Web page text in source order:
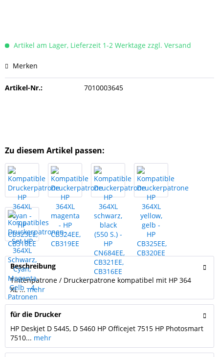
Artikel am Lager, Lieferzeit 1-2 Werktage zzgl. Versand
Merken
Artikel-Nr.: 7010003645
Zu diesem Artikel passen:
Beschreibung
Tintenpatrone / Druckerpatrone kompatibel mit HP 364
XL ...mehr
für die Drucker
HP Deskjet D 5445, D 5460 HP Officejet 7515 HP Photosmart
7510... mehr